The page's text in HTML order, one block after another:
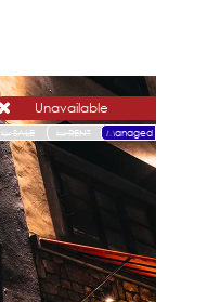
Unavailable
forSALE forRENT Managed